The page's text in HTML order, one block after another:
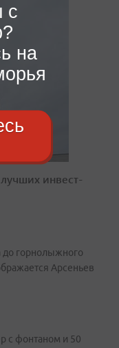
инвест-
до горнолыжного
Арсеньев
с фонтаном и 50
с
на